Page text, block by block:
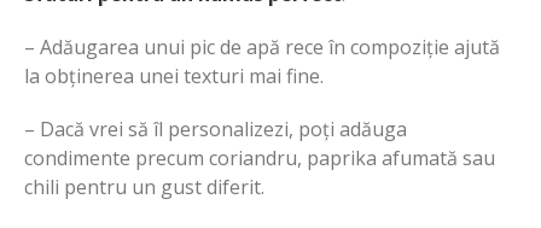
– Adăugarea unui pic de apă rece în compoziție ajută
la obținerea unei texturi mai fine.
– Dacă vrei să îl personalizezi, poți adăuga
condimente precum coriandru, paprika afumată sau
chili pentru un gust diferit.